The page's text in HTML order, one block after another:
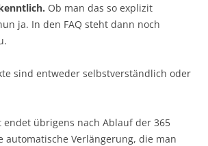
Ob man das so explizit
ja. In den FAQ steht dann noch
sind entweder selbstverständlich oder
endet übrigens nach Ablauf der 365
automatische Verlängerung, die man